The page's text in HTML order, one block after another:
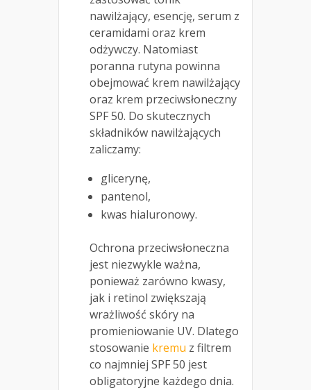
nawilżający, esencję, serum z
ceramidami oraz krem
odżywczy. Natomiast
poranna rutyna powinna
obejmować krem nawilżający
oraz krem przeciwsłoneczny
SPF 50. Do skutecznych
składników nawilżających
zaliczamy:
glicerynę,
pantenol,
kwas hialuronowy.
Ochrona przeciwsłoneczna
jest niezwykle ważna,
ponieważ zarówno kwasy,
jak i retinol zwiększają
wrażliwość skóry na
promieniowanie UV. Dlatego
stosowanie kremu z filtrem
co najmniej SPF 50 jest
obligatoryjne każdego dnia.